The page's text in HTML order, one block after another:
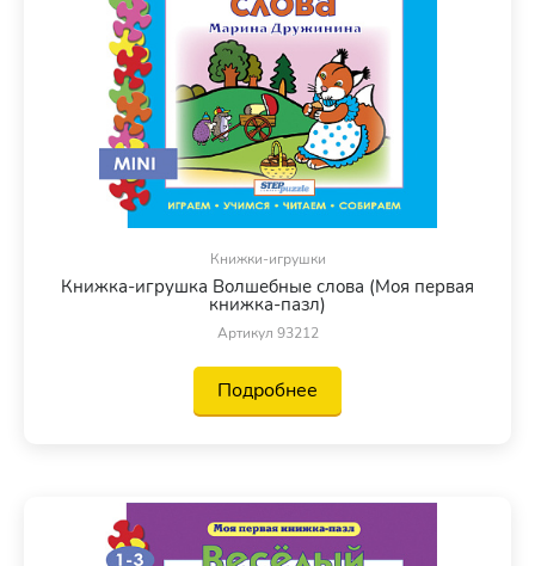
Книжки-игрушки
Книжка-игрушка Волшебные слова (Моя первая
книжка-пазл)
Артикул 93212
Подробнее